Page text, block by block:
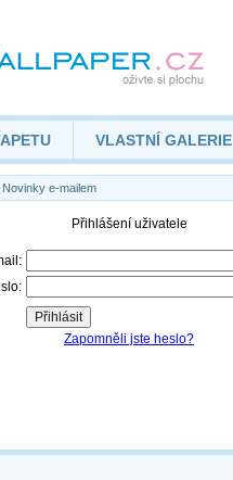
VLASTNÍ GALERIE
Novinky e-mailem